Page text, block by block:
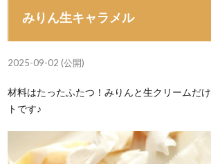
みりん生キャラメル
2025-09-02 (公開)
材料はたったふたつ！みりんと生クリームだ
トです♪